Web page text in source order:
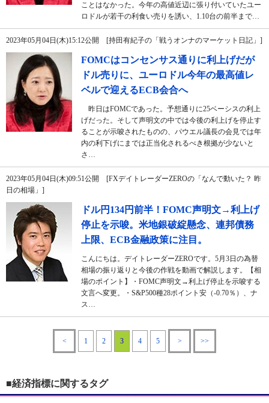
ことはなかった。今年の高値近辺に張り付いていたユー
ロドルが若干の利食い売りを誘い、1.10台の前半まで…
2023年05月04日(木)15:12公開 [持田有紀子の「戦うオンナのマーケット日記」]
FOMCはコンセンサス通りに利上げだが
ドル売りに、ユーロドル今年の最高値レ
ベルで迎えるECB会合へ
昨日はFOMCであった。予想通りに25ベーシスの利上
げだった。そして声明文の中では今後の利上げを停止す
ることが示唆されたものの、パウエル議長の会見では年
内の利下げにまでは正当化されるべき根拠が少ないと
さ…
2023年05月04日(木)09:51公開 [FXデイトレーダーZEROの「なんで動いた？ 昨
日の相場」]
ドル円134円前半！FOMC声明文→利上げ
停止を示唆。米地銀破綻懸念、連邦債務
上限、ECB金融政策に注目。
こんにちは。デイトレーダーZEROです。5月3日の為替
相場の振り返りと今後の作戦を動画で解説します。【相
場のポイント】・FOMC声明文→利上げ停止を示唆する
文言へ変更。・S&P500種28ポイント安（-0.70％）、ナ
ス…
< 1 2 3 4 5 > >>
■経済指標に関するタグ